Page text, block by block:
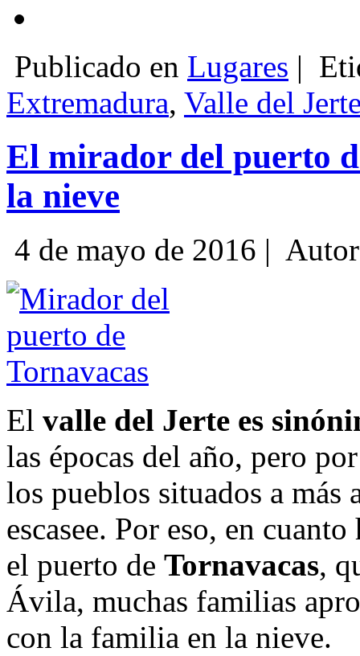
Publicado en Lugares |
Extremadura, Valle del
El mirador del puerto
la nieve
4 de mayo de 2016 |
El valle del Jerte es
las épocas del año, pero
los pueblos situados a
escasee. Por eso, en
el puerto de Tornavacas,
Ávila, muchas familias
con la familia en la nieve.